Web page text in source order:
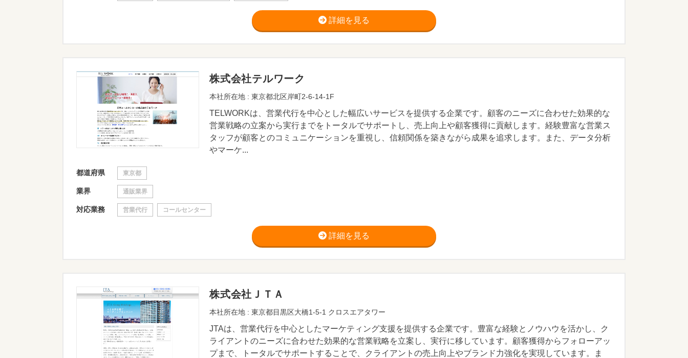
詳細を見る
株式会社テルワーク
本社所在地 : 東京都北区岸町2-6-14-1F
TELWORKは、営業代行を中心とした幅広いサービスを提供する企業です。顧客のニーズに合わせた効果的な
営業戦略の立案から実行までをトータルでサポートし、売上向上や顧客獲得に貢献します。経験豊富な営業ス
タッフが顧客とのコミュニケーションを重視し、信頼関係を築きながら成果を追求します。また、データ分析
やマーケ...
都道府県 東京都
業界 通販業界
対応業務 営業代行 コールセンター
詳細を見る
株式会社ＪＴＡ
本社所在地 : 東京都目黒区大橋1-5-1 クロスエアタワー
JTAは、営業代行を中心としたマーケティング支援を提供する企業です。豊富な経験とノウハウを活かし、ク
ライアントのニーズに合わせた効果的な営業戦略を立案し、実行に移しています。顧客獲得からフォローアッ
プまで、トータルでサポートすることで、クライアントの売上向上やブランド力強化を実現しています。ま